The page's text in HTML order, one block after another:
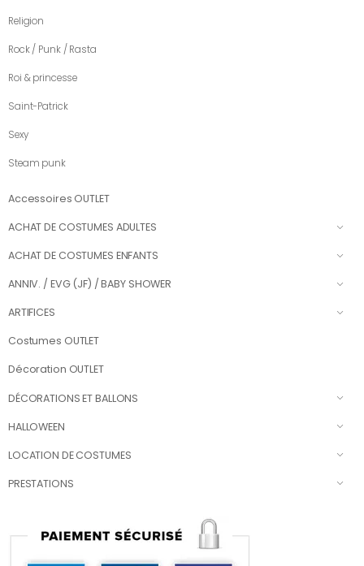
Religion
Rock / Punk / Rasta
Roi & princesse
Saint-Patrick
Sexy
Steam punk
Accessoires OUTLET
ACHAT DE COSTUMES ADULTES
ACHAT DE COSTUMES ENFANTS
ANNIV. / EVG (JF) / BABY SHOWER
ARTIFICES
Costumes OUTLET
Décoration OUTLET
DÉCORATIONS ET BALLONS
HALLOWEEN
LOCATION DE COSTUMES
PRESTATIONS